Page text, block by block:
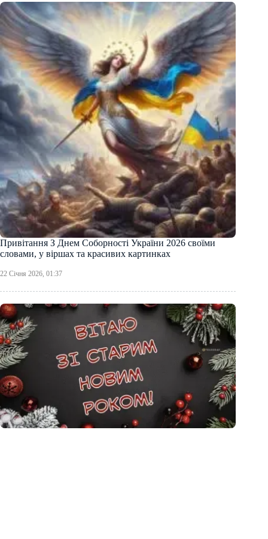
Привітання З Днем Соборності України 2026 своїми
словами, у віршах та красивих картинках
22 Січня 2026, 01:37